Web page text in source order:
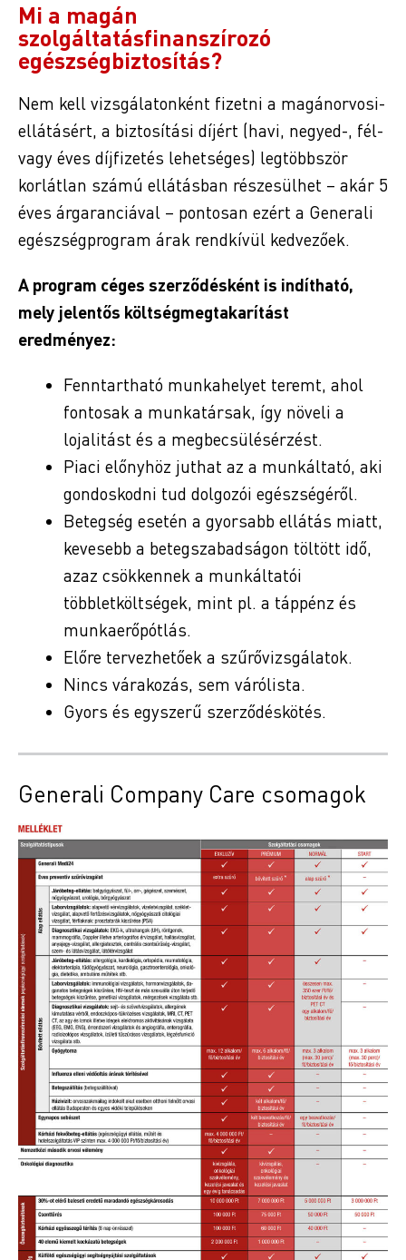
Mi a magán
szolgáltatásfinanszírozó
egészségbiztosítás?
Nem kell vizsgálatonként fizetni a magánorvosi-
ellátásért, a biztosítási díjért (havi, negyed-, fél-
vagy éves díjfizetés lehetséges) legtöbbször
korlátlan számú ellátásban részesülhet – akár 5
éves árgaranciával – pontosan ezért a Generali
egészségprogram árak rendkívül kedvezőek.
A program céges szerződésként is indítható,
mely jelentős költségmegtakarítást
eredményez:
Fenntartható munkahelyet teremt, ahol
fontosak a munkatársak, így növeli a
lojalitást és a megbecsülésérzést.
Piaci előnyhöz juthat az a munkáltató, aki
gondoskodni tud dolgozói egészségéről.
Betegség esetén a gyorsabb ellátás miatt,
kevesebb a betegszabadságon töltött idő,
azaz csökkennek a munkáltatói
többletköltségek, mint pl. a táppénz és
munkaerőpótlás.
Előre tervezhetőek a szűrővizsgálatok.
Nincs várakozás, sem várólista.
Gyors és egyszerű szerződéskötés.
Generali Company Care csomagok